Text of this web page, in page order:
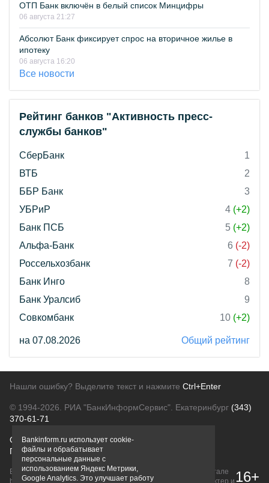
ОТП Банк включён в белый список Минцифры
06 августа 21:27
Абсолют Банк фиксирует спрос на вторичное жилье в
ипотеку
06 августа 16:20
Все новости
Рейтинг банков "Активность пресс-
службы банков"
СберБанк
1
ВТБ
2
ББР Банк
3
УБРиР
4 (+2)
Банк ПСБ
5 (+2)
Альфа-Банк
6 (-2)
Россельхозбанк
7 (-2)
Банк Инго
8
Банк Уралсиб
9
Совкомбанк
10 (+2)
на 07.08.2026 Общий рейтинг
Нашли ошибку? Выделите текст и нажмите Ctrl+Enter
© 1994-2026. РИА "БанкИнформСервис". Екатеринбург (343)
370-61-71
О проектеПолитика конфиденциальности
Правовая информацияДля рекламодателей
Вся информация о продуктах банков, размещенная на портале
bankinform.ru, носит исключительно ознакомительный характер и 16+
Bankinform.ru использует cookie-
файлы и обрабатывает
персональные данные с
использованием Яндекс Метрики,
Google Analytics. Это улучшает работу